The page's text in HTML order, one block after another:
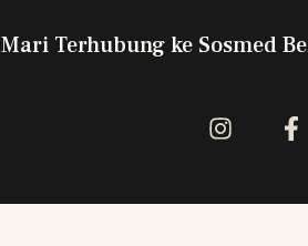
Mari Terhubung ke Sosmed